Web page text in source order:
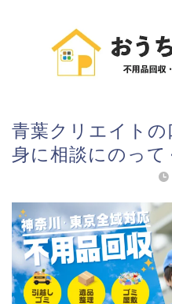
青葉クリエイト
身に相談にのって